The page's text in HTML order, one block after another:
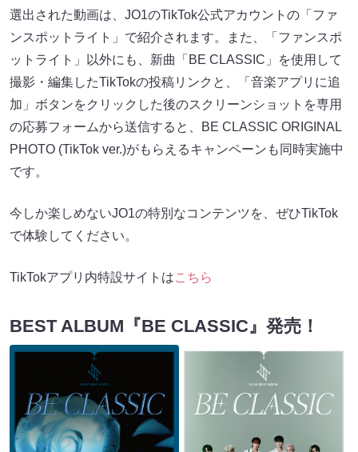
選出された動画は、JO1のTikTok公式アカウントの「ファ
ンスポットライト」で紹介されます。また、「ファンスポ
ットライト」以外にも、新曲「BE CLASSIC」を使用して
撮影・編集したTikTokの投稿リンクと、「音楽アプリに追
加」ボタンをクリックした後のスクリーンショットを専用
の応募フォームから送信すると、BE CLASSIC ORIGINAL
PHOTO (TikTok ver.)がもらえるキャンペーンも同時実施中
です。
今しか楽しめないJO1の特別なコンテンツを、ぜひTikTok
で体験してください。
TikTokアプリ内特設サイトはこちら
BEST ALBUM『BE CLASSIC』発売！